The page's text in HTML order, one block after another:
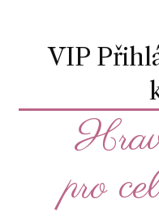
VIP
pro